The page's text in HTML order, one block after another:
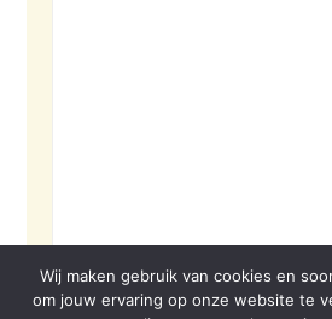
Wij maken gebruik van cookies en
om jouw ervaring op onze website te